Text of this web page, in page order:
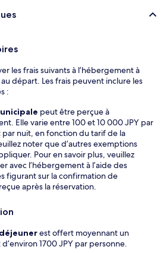
les frais suivants à l’hébergement à
départ. Les frais peuvent inclure les
:
peut être perçue à
Elle varie entre 100 et 10 000 JPY par
par nuit, en fonction du tarif de la
noter que d’autres exemptions
Pour en savoir plus, veuillez
avec l’hébergement à l’aide des
figurant sur la confirmation de
après la réservation.
est offert moyennant un
1700 JPY par personne.